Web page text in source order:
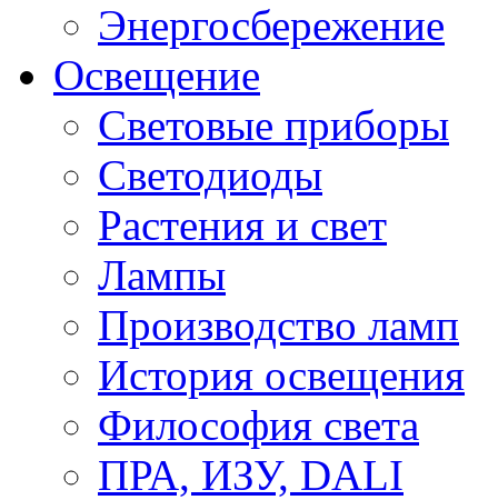
Энергосбережение
Освещение
Световые приборы
Светодиоды
Растения и свет
Лампы
Производство ламп
История освещения
Философия света
ПРА, ИЗУ, DALI